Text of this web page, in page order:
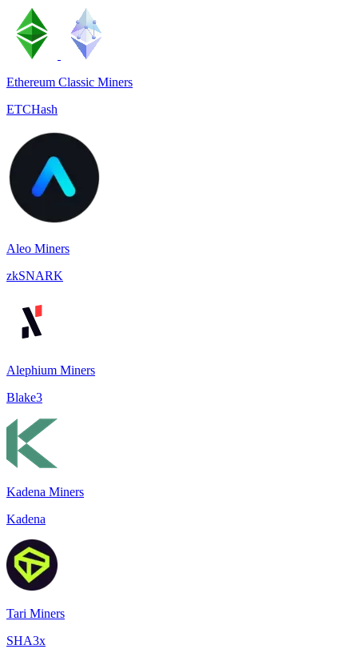
Ethereum Classic Miners
ETCHash
Aleo Miners
zkSNARK
Alephium Miners
Blake3
Kadena Miners
Kadena
Tari Miners
SHA3x